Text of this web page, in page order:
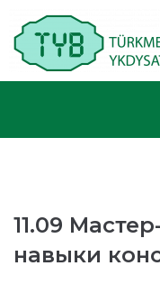
11.09
навыки